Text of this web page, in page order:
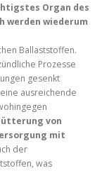
Organ des
werden wiederum
Ballaststoffen.
Prozesse
gesenkt
ausreichende
von
mit
der
was